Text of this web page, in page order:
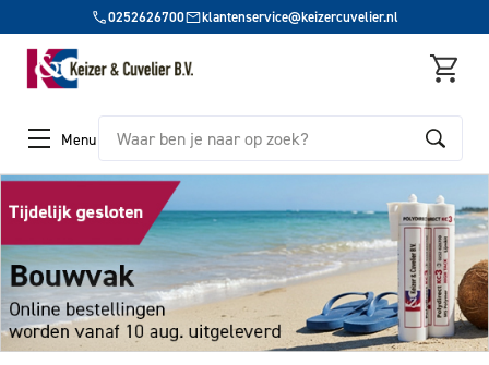
0252626700 klantenservice@keizercuvelier.nl
Menu Zoeken